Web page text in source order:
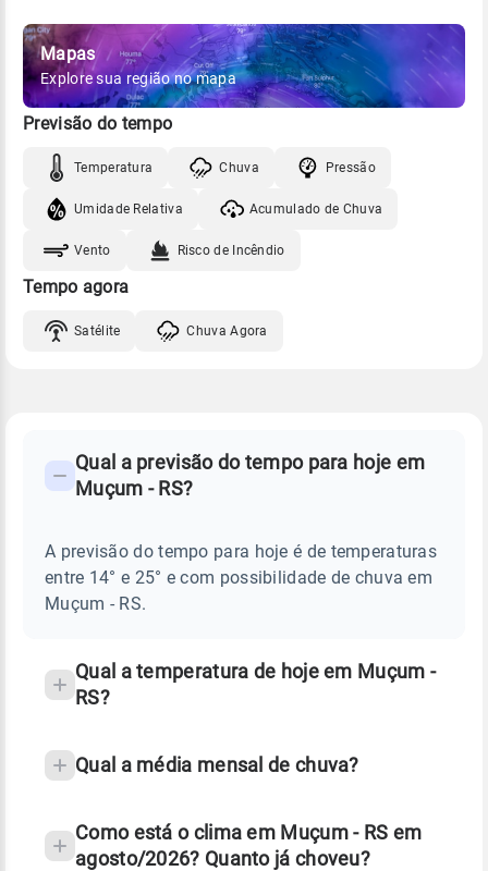
Mapas
Explore sua região no mapa
Previsão do tempo
Temperatura Chuva Pressão
Umidade Relativa Acumulado de Chuva
Vento Risco de Incêndio
Tempo agora
Satélite Chuva Agora
PREVISÃO
TEMPO
Perguntas
sobre
chuva
Qual a previsão do tempo para hoje em
Muçum - RS?
A previsão do tempo para hoje é de temperaturas
entre 14° e 25° e com possibilidade de chuva em
Muçum - RS.
Qual a temperatura de hoje em Muçum -
RS?
Qual a média mensal de chuva?
Como está o clima em Muçum - RS em
agosto/2026? Quanto já choveu?